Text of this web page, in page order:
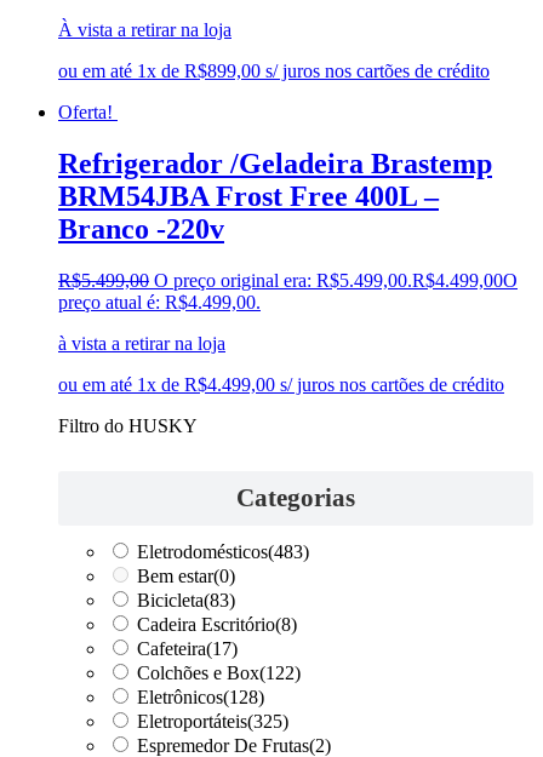
À vista a retirar na loja
ou em até 1x de R$899,00 s/ juros nos cartões de crédito
Oferta!
Refrigerador /Geladeira Brastemp
BRM54JBA Frost Free 400L –
Branco -220v
R$5.499,00 O preço original era: R$5.499,00.R$4.499,00O
preço atual é: R$4.499,00.
à vista a retirar na loja
ou em até 1x de R$4.499,00 s/ juros nos cartões de crédito
Filtro do HUSKY
Categorias
Eletrodomésticos(483)
Bem estar(0)
Bicicleta(83)
Cadeira Escritório(8)
Cafeteira(17)
Colchões e Box(122)
Eletrônicos(128)
Eletroportáteis(325)
Espremedor De Frutas(2)